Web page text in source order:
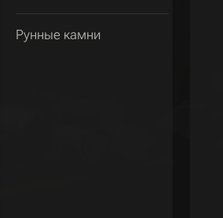
Рунные камни